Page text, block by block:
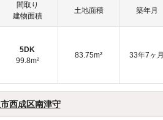
間取り
建物面積
土地面積 築年月
5DK
99.8m²
83.75m² 33年7ヶ月
西成区南津守